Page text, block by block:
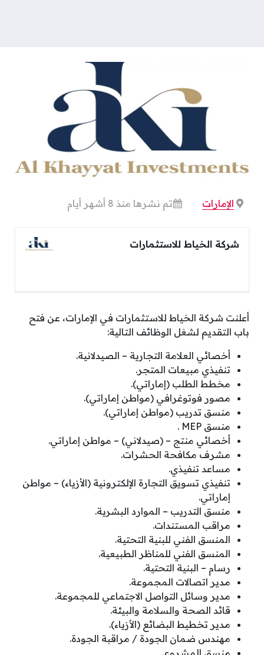
الإمارات تم نشرها منذ 8 أشهر أيام
شركة الخياط للاستثمارات
أعلنت‏ شركة الخياط للاستثمارات في الإمارات، عن فتح
باب التقديم لشغل الوظائف التالية:
أخصائي العلامة التجارية – الصيدلانية.
تنفيذي مبيعات المتجر.
مخطط الطلب (إماراتي).
مصور فوتوغرافي (مواطن إماراتي).
منسق تدريب (مواطن إماراتي).
منسق MEP .
أخصائي منتج – (صيدلاني) – مواطن إماراتي.
مشرف مكافحة الحشرات.
مساعد تنفيذي.
تنفيذي تسويق التجارة الإلكترونية (الأزياء) – مواطن
إماراتي.
منسق التدريب – الموارد البشرية.
مراقب المستندات.
المنسق الفني للبنية التحتية.
المنسق الفني للمناظر الطبيعية.
رسام – البنية التحتية.
مدير اتصالات المجموعة.
مدير وسائل التواصل الاجتماعي للمجموعة.
قائد الصحة والسلامة والبيئة.
مدير تخطيط البضائع (الأزياء).
مهندس ضمان الجودة / مراقبة الجودة.